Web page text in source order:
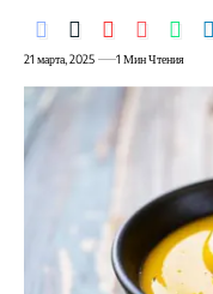
21 марта, 2025 1 Мин Чтения